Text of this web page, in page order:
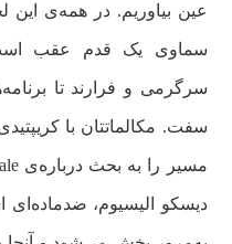
عین بیاوریم. در همه‌ی این
سماوی یک قدم عقب
سرگرمی و فرارند تا
سفت. مکالماتتان با
دیسکو الیسیوم،